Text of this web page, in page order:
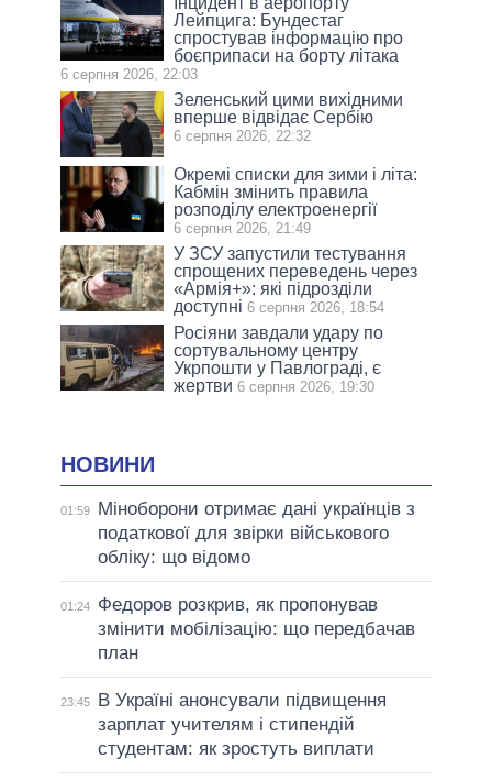
Лейпцига: Бундестаг
спростував інформацію про
боєприпаси на борту літака
6 серпня 2026, 22:03
Зеленський цими вихідними
вперше відвідає Сербію
6 серпня 2026, 22:32
Окремі списки для зими і літа:
Кабмін змінить правила
розподілу електроенергії
6 серпня 2026, 21:49
У ЗСУ запустили тестування
спрощених переведень через
«Армія+»: які підрозділи
доступні 6 серпня 2026, 18:54
Росіяни завдали удару по
сортувальному центру
Укрпошти у Павлограді, є
жертви 6 серпня 2026, 19:30
НОВИНИ
01:59
Міноборони отримає дані українців з
податкової для звірки військового
обліку: що відомо
01:24
Федоров розкрив, як пропонував
змінити мобілізацію: що передбачав
план
23:45
В Україні анонсували підвищення
зарплат учителям і стипендій
студентам: як зростуть виплати